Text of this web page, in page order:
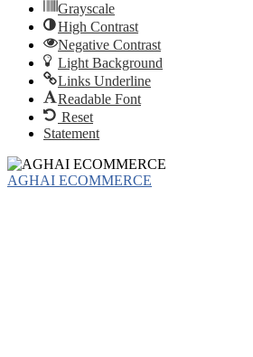
Grayscale
High Contrast
Negative Contrast
Light Background
Links Underline
Readable Font
Reset
Statement
AGHAI ECOMMERCE